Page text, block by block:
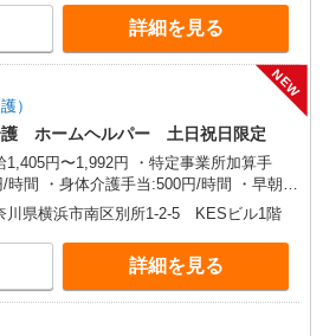
円/月 ・深夜割増は別途支給 ・ケア→ケ
時間も賃金（時給）を支給 ※給与幅は資
等による
詳細を見る
）
NEW
護 ホームヘルパー 土日祝日限定
円〜1,992円 ・特定事業所加算手
/時間 ・身体介護手当:500円/時間 ・早朝夜
当:300円/時間 （18:00〜翌07:59の時間
手当:2,000円/月 ・深夜割増は別途支給
ケアの移動時間も賃金（時給）を支給 ・
手当:100円/時間含む ※給与幅は資格・経
る
川県横浜市南区別所1-2-5 KESビル1階
詳細を見る